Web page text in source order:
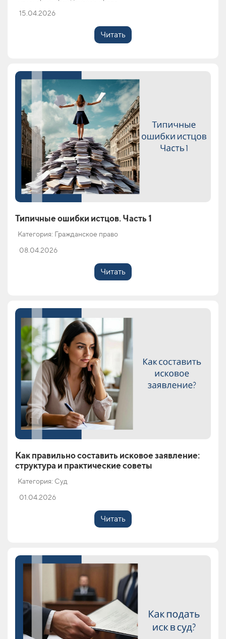
15.04.2026
Читать
Типичные ошибки истцов. Часть 1
Категория: Гражданское право
08.04.2026
Читать
Как правильно составить исковое заявление:
структура и практические советы
Категория: Суд
01.04.2026
Читать